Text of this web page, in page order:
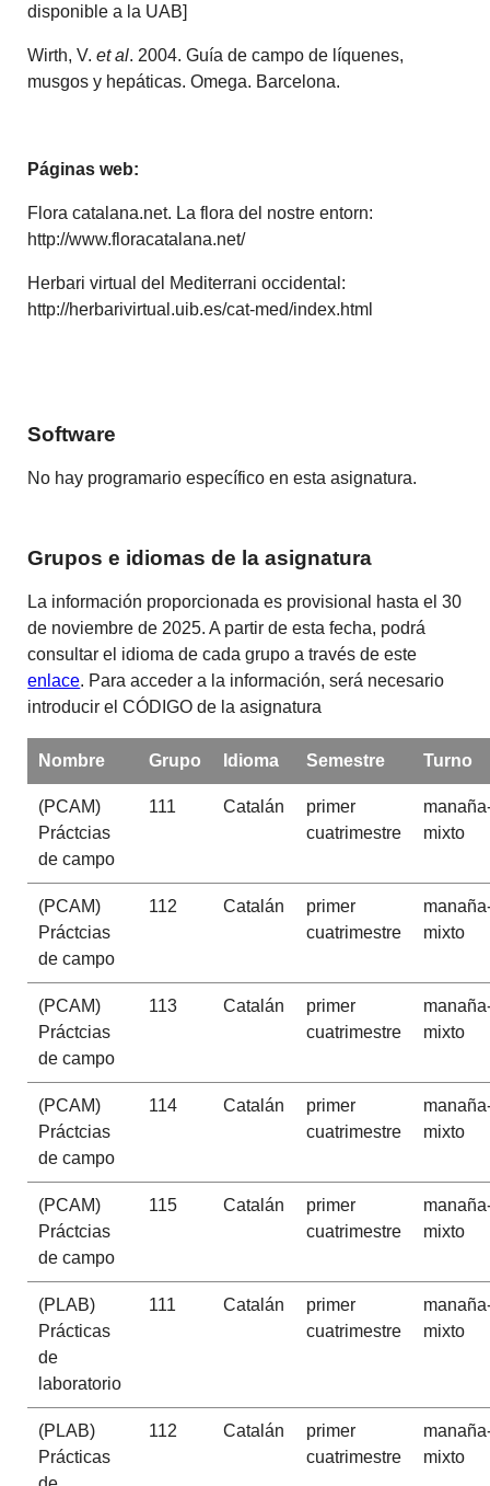
disponible a la UAB]
Wirth, V.et al. 2004. Guía de campo de líquenes,
musgos y hepáticas. Omega. Barcelona.
Páginas web:
Flora catalana.net. La flora del nostre entorn:
http://www.floracatalana.net/
Herbari virtual del Mediterrani occidental:
http://herbarivirtual.uib.es/cat-med/index.html
Software
No hay programario específico en esta asignatura.
Grupos e idiomas de la asignatura
La información proporcionada es provisional hasta el 30
de noviembre de 2025. A partir de esta fecha, podrá
consultar el idioma de cada grupo a través de este
enlace. Para acceder a la información, será necesario
introducir el CÓDIGO de la asignatura
Nombre Grupo Idioma Semestre Turno
(PCAM)
Práctcias
de campo
111 Catalán
primer
cuatrimestre
mixto
(PCAM)
Práctcias
de campo
112 Catalán
primer
cuatrimestre
mixto
(PCAM)
Práctcias
de campo
113 Catalán
primer
cuatrimestre
mixto
(PCAM)
Práctcias
de campo
114 Catalán
primer
cuatrimestre
mixto
(PCAM)
Práctcias
de campo
115 Catalán
primer
cuatrimestre
mixto
(PLAB)
Prácticas
de
laboratorio
111 Catalán
primer
cuatrimestre
mixto
(PLAB)
Prácticas
112 Catalán
primer
cuatrimestre
mixto